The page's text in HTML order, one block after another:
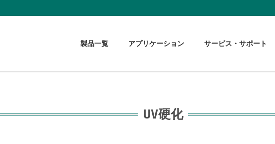
製品一覧 アプリケーション サービス・サポート
UV硬化